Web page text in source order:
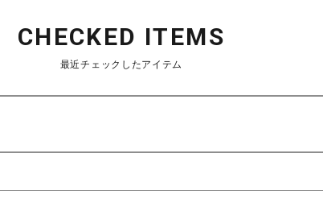
CHECKED ITEMS
最近チェックしたアイテム